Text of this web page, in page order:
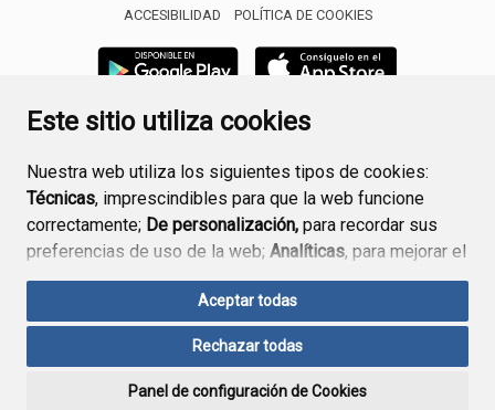
Este sitio utiliza cookies
Nuestra web utiliza los siguientes tipos de cookies:
Técnicas, imprescindibles para que la web funcione
correctamente; De personalización, para recordar sus
preferencias de uso de la web; Analíticas, para mejorar el
funcionamiento de la web y sus servicios.
Si acepta pulsando el botón“Aceptar todas”
consideramos que acepta su uso. Si pulsa el botón
ninguna acción, se guardarán las cookies técnicas
Aceptar todas
Rechazar todas
Panel de configuración de Cookies
ACCESIBILIDAD
POLÍTICA DE COOKIES